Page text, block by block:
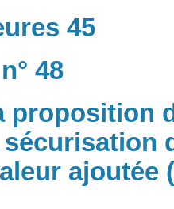
45
48
proposition
ajoutée